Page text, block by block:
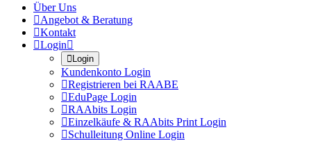
Über Uns
Angebot & Beratung
Kontakt
Login
Login
Kundenkonto Login
Registrieren bei RAABE
EduPage Login
RAAbits Login
Einzelkäufe & RAAbits Print Login
Schulleitung Online Login